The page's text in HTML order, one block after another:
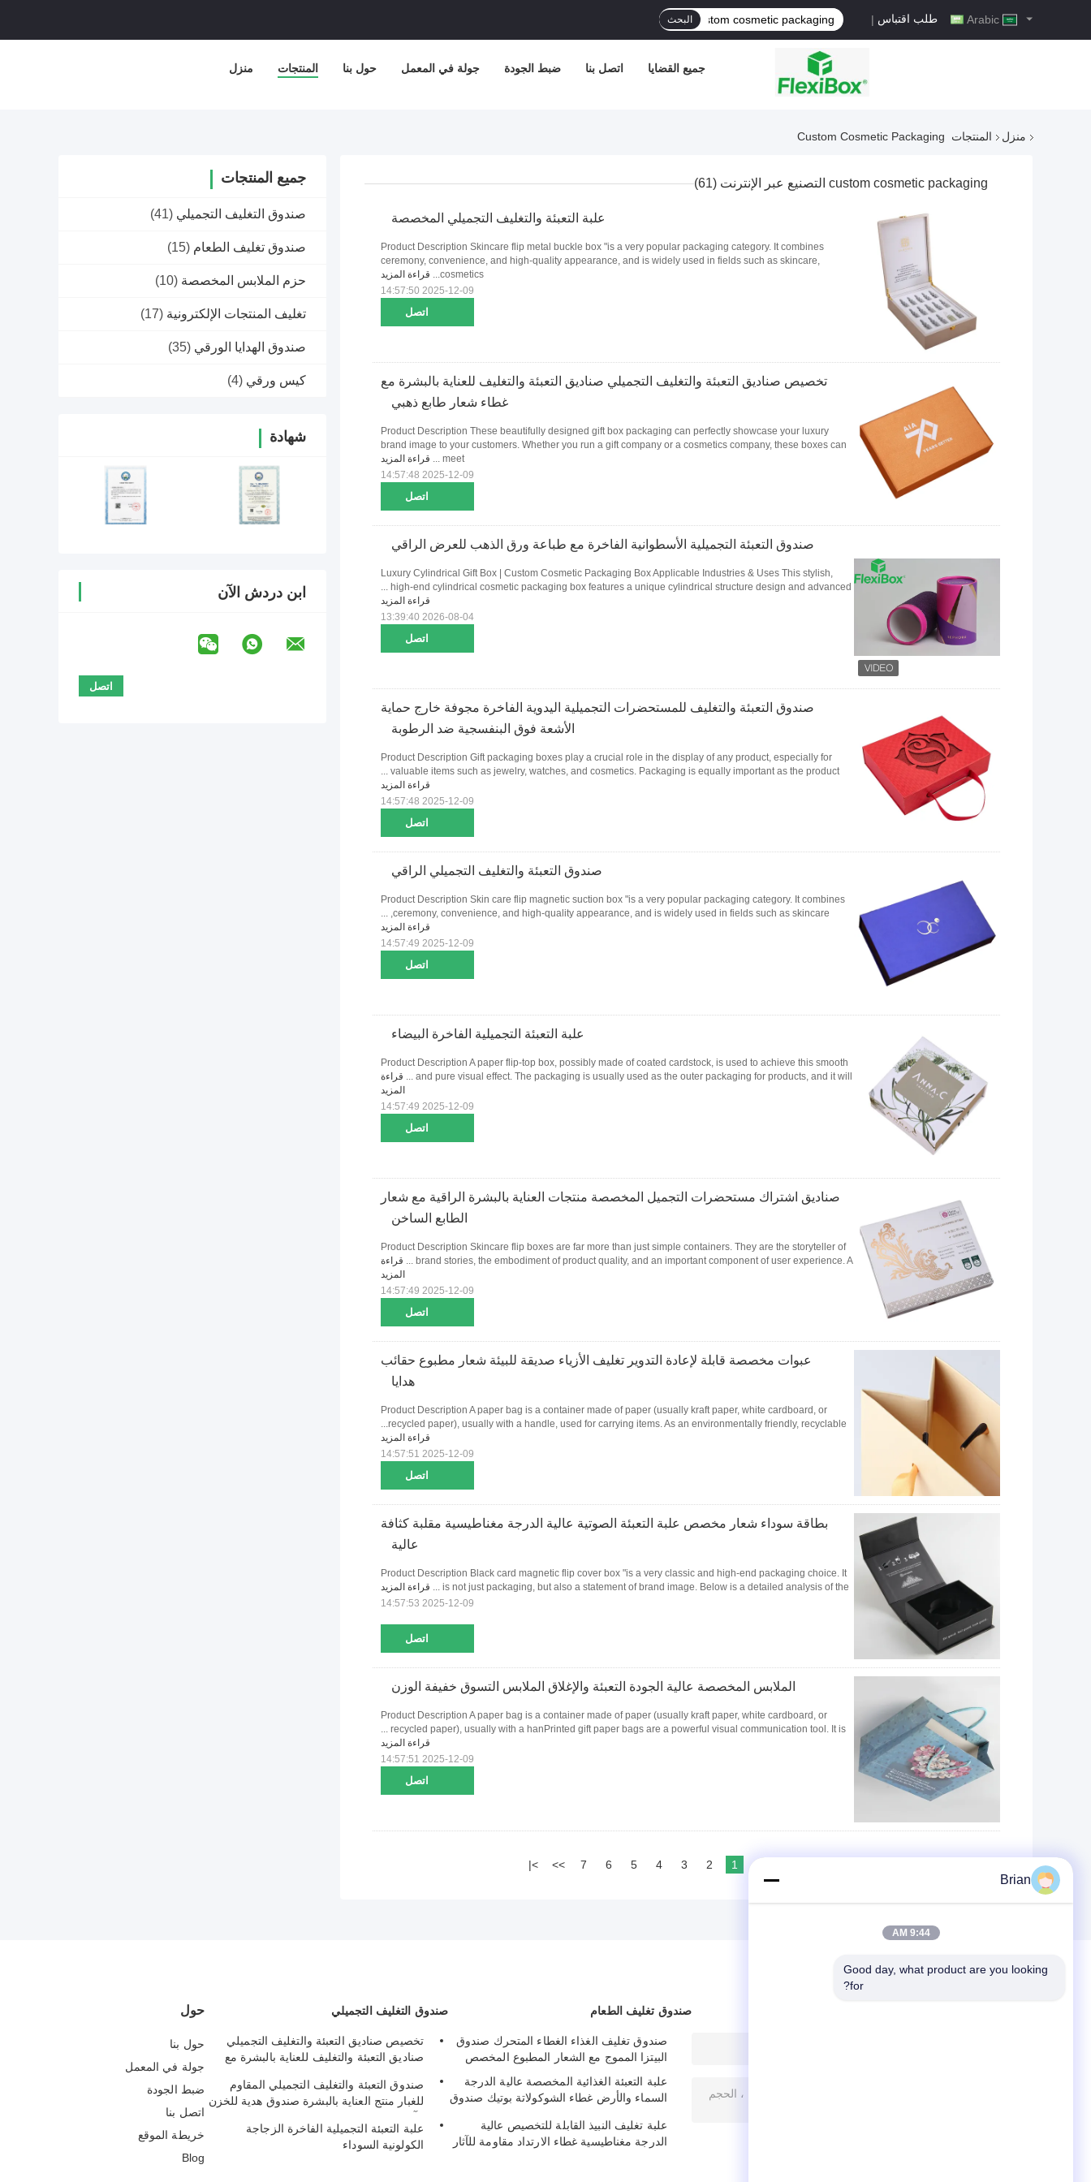
طلب اقتباس | البحث
منزل المنتجات حول بنا جولة في المعمل ضبط الجودة اتصل بنا جميع القضايا
منزل المنتجات Custom Cosmetic Packaging
جميع المنتجات
صندوق التغليف التجميلي (41)
صندوق تغليف الطعام (15)
حزم الملابس المخصصة (10)
تغليف المنتجات الإلكترونية (17)
صندوق الهدايا الورقي (35)
كيس ورقي (4)
شهادة
ابن دردش الآن
custom cosmetic packaging التصنيع عبر الإنترنت (61)
علبة التعبئة والتغليف التجميلي المخصصة
اتصل
Product Description Skincare flip metal buckle box "is a very popular packaging category. It combines
ceremony, convenience, and high-quality appearance, and is widely used in fields such as skincare,
cosmetics...
قراءة المزيد
2025-12-09 14:57:50
تخصيص صناديق التعبئة والتغليف التجميلي صناديق التعبئة والتغليف للعناية بالبشرة مع
غطاء شعار طابع ذهبي
اتصل
Product Description These beautifully designed gift box packaging can perfectly showcase your luxury
brand image to your customers. Whether you run a gift company or a cosmetics company, these boxes can
meet ...
قراءة المزيد
2025-12-09 14:57:48
صندوق التعبئة التجميلية الأسطوانية الفاخرة مع طباعة ورق الذهب للعرض الراقي
اتصل
Luxury Cylindrical Gift Box | Custom Cosmetic Packaging Box Applicable Industries & Uses This stylish,
high-end cylindrical cosmetic packaging box features a unique cylindrical structure design and advanced ...
قراءة المزيد
2026-08-04 13:39:40
صندوق التعبئة والتغليف للمستحضرات التجميلية اليدوية الفاخرة مجوفة خارج حماية
الأشعة فوق البنفسجية ضد الرطوبة
اتصل
Product Description Gift packaging boxes play a crucial role in the display of any product, especially for
valuable items such as jewelry, watches, and cosmetics. Packaging is equally important as the product ...
قراءة المزيد
2025-12-09 14:57:48
صندوق التعبئة والتغليف التجميلي الراقي
اتصل
Product Description Skin care flip magnetic suction box "is a very popular packaging category. It combines
ceremony, convenience, and high-quality appearance, and is widely used in fields such as skincare, ...
قراءة المزيد
2025-12-09 14:57:49
علبة التعبئة التجميلية الفاخرة البيضاء
اتصل
Product Description A paper flip-top box, possibly made of coated cardstock, is used to achieve this smooth
and pure visual effect. The packaging is usually used as the outer packaging for products, and it will ...
قراءة
المزيد
2025-12-09 14:57:49
صناديق اشتراك مستحضرات التجميل المخصصة منتجات العناية بالبشرة الراقية مع شعار
الطابع الساخن
اتصل
Product Description Skincare flip boxes are far more than just simple containers. They are the storyteller of
brand stories, the embodiment of product quality, and an important component of user experience. A ...
قراءة
المزيد
2025-12-09 14:57:49
عبوات مخصصة قابلة لإعادة التدوير تغليف الأزياء صديقة للبيئة شعار مطبوع حقائب
هدايا
اتصل
Product Description A paper bag is a container made of paper (usually kraft paper, white cardboard, or
recycled paper), usually with a handle, used for carrying items. As an environmentally friendly, recyclable...
قراءة المزيد
2025-12-09 14:57:51
بطاقة سوداء شعار مخصص علبة التعبئة الصوتية عالية الدرجة مغناطيسية مقلبة كثافة
عالية
اتصل
Product Description Black card magnetic flip cover box "is a very classic and high-end packaging choice. It
is not just packaging, but also a statement of brand image. Below is a detailed analysis of the ...
قراءة المزيد
2025-12-09 14:57:53
الملابس المخصصة عالية الجودة التعبئة والإغلاق الملابس التسوق خفيفة الوزن
اتصل
Product Description A paper bag is a container made of paper (usually kraft paper, white cardboard, or
recycled paper), usually with a hanPrinted gift paper bags are a powerful visual communication tool. It is ...
قراءة المزيد
2025-12-09 14:57:51
<<
1
2
3
4
5
6
7
>>
>|
حول
حول بنا
جولة في المعمل
ضبط الجودة
اتصل بنا
خريطة الموقع
Blog
صندوق التغليف التجميلي
تخصيص صناديق التعبئة والتغليف التجميلي
صناديق التعبئة والتغليف للعناية بالبشرة مع
صندوق التعبئة والتغليف التجميلي المقاوم
للغبار منتج العناية بالبشرة صندوق هدية للخزن
علبة التعبئة التجميلية الفاخرة الزجاجة
الكولونية السوداء
صندوق تغليف الطعام
صندوق تغليف الغذاء الغطاء المتحرك صندوق
البيتزا المموج مع الشعار المطبوع المخصص
علبة التعبئة الغذائية المخصصة عالية الدرجة
السماء والأرض غطاء الشوكولاتة بوتيك صندوق
علبة تغليف النبيذ القابلة للتخصيص عالية
الدرجة مغناطيسية غطاء الارتداد مقاومة للآثار
Brian
9:44 AM
Good day, what product are you looking
for?